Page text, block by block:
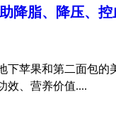
降脂、降压、
苹果和第二面包的
效、营养价值....